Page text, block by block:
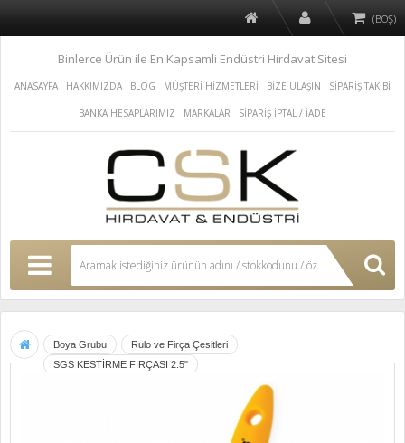
(BOŞ)
Binlerce Ürün ile En Kapsamli Endüstri Hirdavat Sitesi
ANASAYFA HAKKIMIZDA BLOG MÜŞTERİ HİZMETLERİ BİZE ULAŞIN SİPARİŞ TAKİBİ
BANKA HESAPLARIMIZ MARKALAR SİPARİŞ İPTAL / İADE
Boya Grubu
Rulo ve Firça Çesitleri
SGS KESTİRME FIRÇASI 2.5"